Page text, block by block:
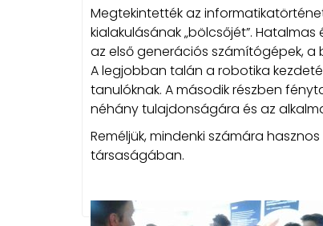
Megtekintették az
kialakulásának „bölcsőjét”.
az első generációs számítógépek,
A legjobban talán a robotika
tanulóknak. A második részben
néhány tulajdonságára és az
Reméljük, mindenki számára
társaságában.